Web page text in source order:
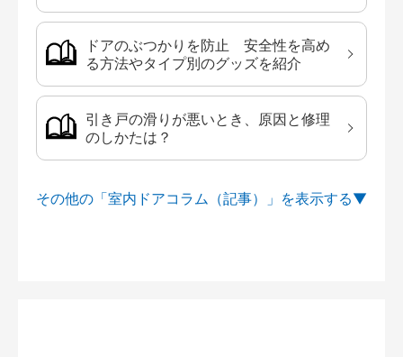
ドアのぶつかりを防止 安全性を高め
る方法やタイプ別のグッズを紹介
引き戸の滑りが悪いとき、原因と修理
のしかたは？
その他の「室内ドアコラム（記事）」を